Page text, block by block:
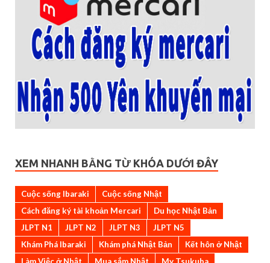
XEM NHANH BẰNG TỪ KHÓA DƯỚI ĐÂY
Cuộc sống Ibaraki
Cuộc sống Nhật
Cách đăng ký tài khoản Mercari
Du học Nhật Bản
JLPT N1
JLPT N2 JLPT N3
JLPT N5
Khám Phá Ibaraki
Khám phá Nhật Bản
Kết hôn ở Nhật
Làm Việc ở Nhật
Mua sắm Nhật My Tsukuba